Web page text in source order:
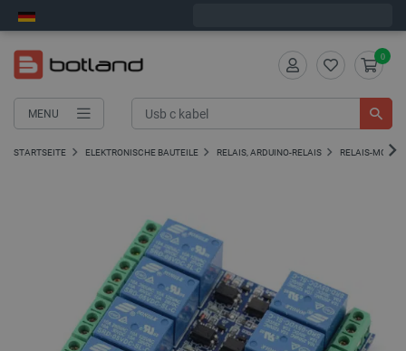
MENU
0
STARTSEITE ELEKTRONISCHE BAUTEILE RELAIS, ARDUINO-RELAIS RELAIS-